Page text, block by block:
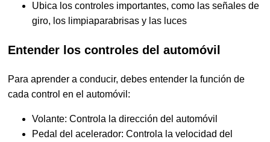
Ubica los controles importantes, como las señales de
giro, los limpiaparabrisas y las luces
Entender los controles del automóvil
Para aprender a conducir, debes entender la función de
cada control en el automóvil:
Volante: Controla la dirección del automóvil
Pedal del acelerador: Controla la velocidad del